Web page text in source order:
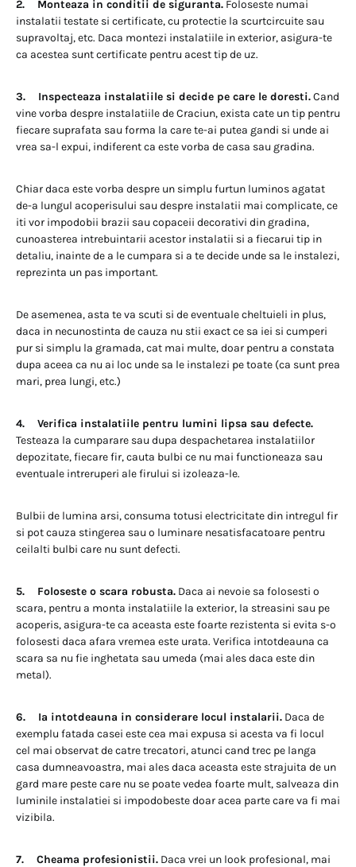
2. Monteaza in conditii de siguranta. Foloseste numai
instalatii testate si certificate, cu protectie la scurtcircuite sau
supravoltaj, etc. Daca montezi instalatiile in exterior, asigura-te
ca acestea sunt certificate pentru acest tip de uz.
3. Inspecteaza instalatiile si decide pe care le doresti.Cand
vine vorba despre instalatiile de Craciun, exista cate un tip pentru
fiecare suprafata sau forma la care te-ai putea gandi si unde ai
vrea sa-l expui, indiferent ca este vorba de casa sau gradina.
Chiar daca este vorba despre un simplu furtun luminos agatat
de-a lungul acoperisului sau despre instalatii mai complicate, ce
iti vor impodobii brazii sau copaceii decorativi din gradina,
cunoasterea intrebuintarii acestor instalatii si a fiecarui tip in
detaliu, inainte de a le cumpara si a te decide unde sa le instalezi,
reprezinta un pas important.
De asemenea, asta te va scuti si de eventuale cheltuieli in plus,
daca in necunostinta de cauza nu stii exact ce sa iei si cumperi
pur si simplu la gramada, cat mai multe, doar pentru a constata
dupa aceea ca nu ai loc unde sa le instalezi pe toate (ca sunt prea
mari, prea lungi, etc.)
4. Verifica instalatiile pentru lumini lipsa sau defecte.
Testeaza la cumparare sau dupa despachetarea instalatiilor
depozitate, fiecare fir, cauta bulbi ce nu mai functioneaza sau
eventuale intreruperi ale firului si izoleaza-le.
Bulbii de lumina arsi, consuma totusi electricitate din intregul fir
si pot cauza stingerea sau o luminare nesatisfacatoare pentru
ceilalti bulbi care nu sunt defecti.
5. Foloseste o scara robusta. Daca ai nevoie sa folosesti o
scara, pentru a monta instalatiile la exterior, la streasini sau pe
acoperis, asigura-te ca aceasta este foarte rezistenta si evita s-o
folosesti daca afara vremea este urata. Verifica intotdeauna ca
scara sa nu fie inghetata sau umeda (mai ales daca este din
metal).
6. Ia intotdeauna in considerare locul instalarii. Daca de
exemplu fatada casei este cea mai expusa si acesta va fi locul
cel mai observat de catre trecatori, atunci cand trec pe langa
casa dumneavoastra, mai ales daca aceasta este strajuita de un
gard mare peste care nu se poate vedea foarte mult, salveaza din
luminile instalatiei si impodobeste doar acea parte care va fi mai
vizibila.
7. Cheama profesionistii. Daca vrei un look profesional, mai